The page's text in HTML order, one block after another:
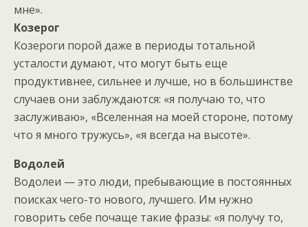
мне».
Козерог
Козероги порой даже в периоды тотальной
усталости думают, что могут быть еще
продуктивнее, сильнее и лучше, но в большинстве
случаев они заблуждаются: «я получаю то, что
заслуживаю», «Вселенная на моей стороне, потому
что я много тружусь», «я всегда на высоте».
Водолей
Водолеи — это люди, пребывающие в постоянных
поисках чего-то нового, лучшего. Им нужно
говорить себе почаще такие фразы: «я получу то,